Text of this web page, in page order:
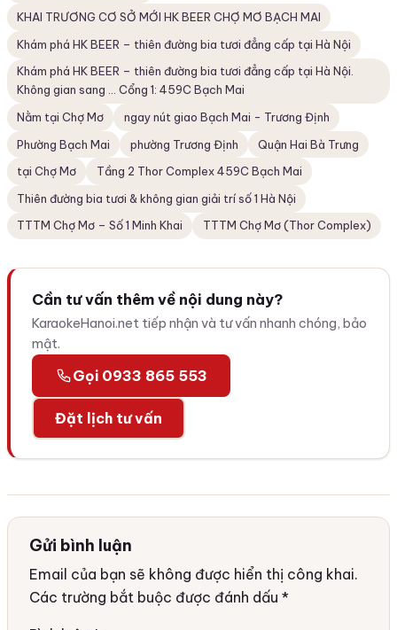
KHAI TRƯƠNG CƠ SỞ MỚI HK BEER CHỢ MƠ BẠCH MAI
Khám phá HK BEER – thiên đường bia tươi đẳng cấp tại Hà Nội
Khám phá HK BEER – thiên đường bia tươi đẳng cấp tại Hà Nội.
Không gian sang ... Cổng 1: 459C Bạch Mai
Nằm tại Chợ Mơ
ngay nút giao Bạch Mai - Trương Định
Phường Bạch Mai
phường Trương Định
Quận Hai Bà Trưng
tại Chợ Mơ
Tầng 2 Thor Complex 459C Bạch Mai
Thiên đường bia tươi & không gian giải trí số 1 Hà Nội
TTTM Chợ Mơ – Số 1 Minh Khai
TTTM Chợ Mơ (Thor Complex)
Cần tư vấn thêm về nội dung này?
KaraokeHanoi.net tiếp nhận và tư vấn nhanh chóng, bảo
mật.
Gọi 0933 865 553
Đặt lịch tư vấn
Gửi bình luận
Email của bạn sẽ không được hiển thị công khai.
Các trường bắt buộc được đánh dấu *